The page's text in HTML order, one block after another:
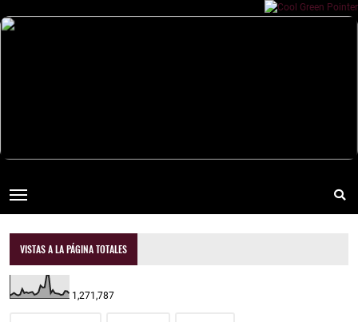
VISTAS A LA PÁGINA TOTALES
1,271,787